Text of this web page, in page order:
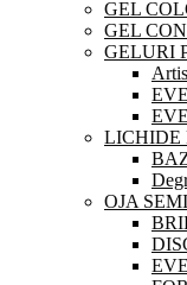
GEL
GEL
GELURI
LICHIDE
OJA